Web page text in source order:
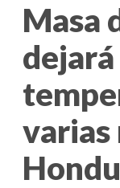
Masa
varias